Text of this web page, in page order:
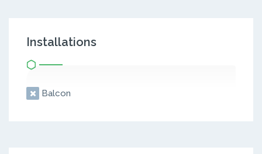
Installations
Balcon